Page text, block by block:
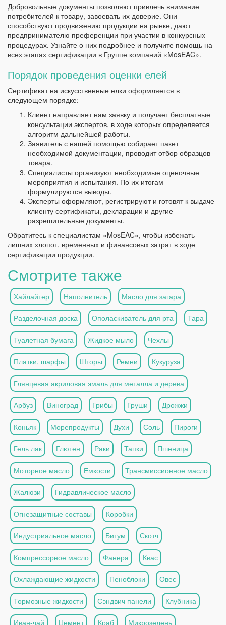
Добровольные документы позволяют привлечь внимание
потребителей к товару, завоевать их доверие. Они
способствуют продвижению продукции на рынке, дают
предпринимателю преференции при участии в конкурсных
процедурах. Узнайте о них подробнее и получите помощь на
всех этапах сертификации в Группе компаний «MosEAC».
Порядок проведения оценки елей
Сертификат на искусственные елки оформляется в
следующем порядке:
Клиент направляет нам заявку и получает бесплатные
консультации экспертов, в ходе которых определяется
алгоритм дальнейшей работы.
Заявитель с нашей помощью собирает пакет
необходимой документации, проводит отбор образцов
товара.
Специалисты организуют необходимые оценочные
мероприятия и испытания. По их итогам
формулируются выводы.
Эксперты оформляют, регистрируют и готовят к выдаче
клиенту сертификаты, декларации и другие
разрешительные документы.
Обратитесь к специалистам «MosEAC», чтобы избежать
лишних хлопот, временных и финансовых затрат в ходе
сертификации продукции.
Смотрите также
Хайлайтер Наполнитель Масло для загара
Разделочная доска Ополаскиватель для рта Тара
Туалетная бумага Жидкое мыло Чехлы
Платки, шарфы Шторы Ремни Кукуруза
Глянцевая акриловая эмаль для металла и дерева
Арбуз Виноград Грибы Груши Дрожжи
Коньяк Морепродукты Духи Соль Пироги
Гель лак Глютен Раки Тапки Пшеница
Моторное масло Емкости Трансмиссионное масло
Жалюзи Гидравлическое масло
Огнезащитные составы Коробки
Индустриальное масло Битум Скотч
Компрессорное масло Фанера Квас
Охлаждающие жидкости Пеноблоки Овес
Тормозные жидкости Сэндвич панели Клубника
Иван-чай Цемент Краб Микрозелень